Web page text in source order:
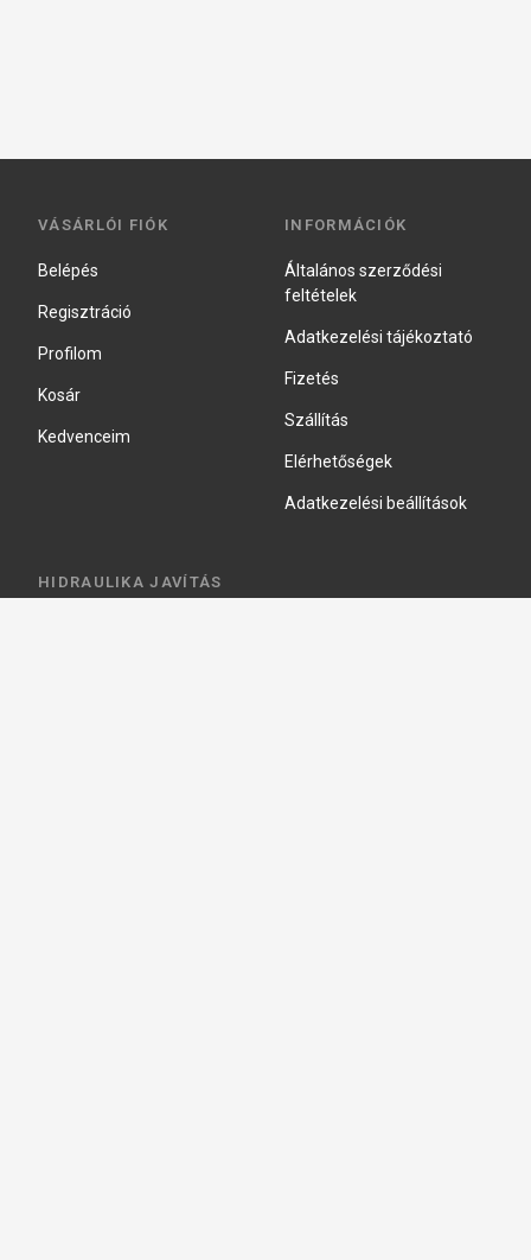
VÁSÁRLÓI FIÓK
Belépés
Regisztráció
Profilom
Kosár
Kedvenceim
INFORMÁCIÓK
Általános szerződési
feltételek
Adatkezelési tájékoztató
Fizetés
Szállítás
Elérhetőségek
Adatkezelési beállítások
HIDRAULIKA JAVÍTÁS